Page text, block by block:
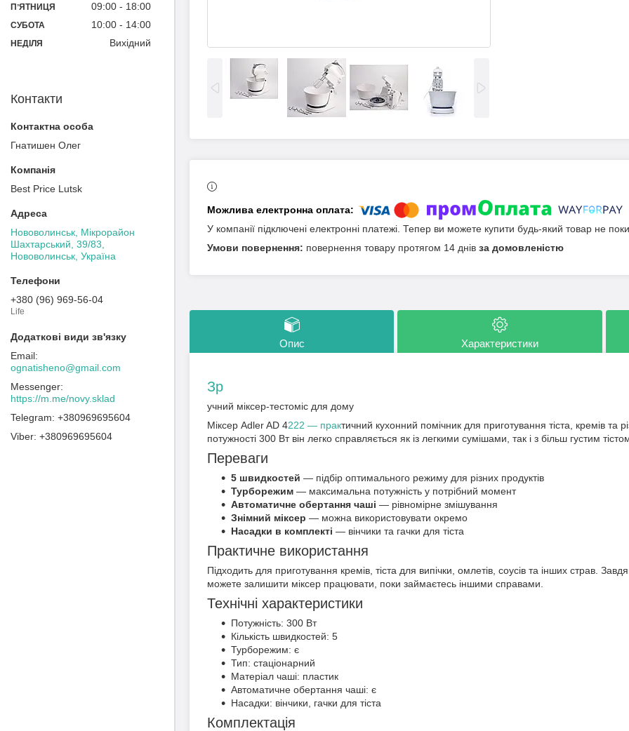
У компанії підключені електронні платежі. Тепер ви можете купити будь-який товар не
повернення товару протягом 14 днів за домовленістю
Опис Характеристики
Зр
учний міксер-тестоміс для дому
Міксер Adler AD 4222 — практичний кухонний помічник для приготування тіста, кремів та
потужності 300 Вт він легко справляється як із легкими сумішами, так і з більш густим
Переваги
5 швидкостей — підбір оптимального режиму для різних продуктів
Турборежим — максимальна потужність у потрібний момент
Автоматичне обертання чаші — рівномірне змішування
Знімний міксер — можна використовувати окремо
Насадки в комплекті — вінчики та гачки для тіста
Практичне використання
Підходить для приготування кремів, тіста для випічки, омлетів, соусів та інших страв.
можете залишити міксер працювати, поки займаєтесь іншими справами.
Технічні характеристики
Потужність: 300 Вт
Кількість швидкостей: 5
Турборежим: є
Тип: стаціонарний
Матеріал чаші: пластик
Автоматичне обертання чаші: є
Насадки: вінчики, гачки для тіста
Комплектація
ПʼЯТНИЦЯ 09:00 18:00
СУБОТА 10:00 14:00
НЕДІЛЯ Вихідний
Контакти
Гнатишен Олег
Best Price Lutsk
Нововолинськ, Мікрорайон
Шахтарський, 39/83,
Нововолинськ, Україна
+380 (96) 969-56-04
Life
ognatisheno@gmail.com
https://m.me/novy.sklad
+380969695604
+380969695604